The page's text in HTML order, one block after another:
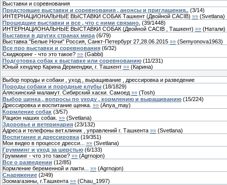
Выставки и соревнования
Предстоящие выставки и соревнования , анонсы и приглашения.. (3/14)
ИНТЕРНАЦИОНАЛЬНЫЕ ВЫСТАВКИ СОБАК Ташкент (Двойной CACIB) »» (Svetlana)
Прошедшие выставки и все , что с ними связано. (39/1448)
ИНТЕРНАЦИОНАЛЬНЫЕ ВЫСТАВКИ СОБАК (Двойной CACIB , Ташкент) »» (Натали)
Выставки в других странах мира (6/79)
Выставка "Белые Ночи" Россия, Санкт-Петербург 27,28.06.2015 »» (Semyonova1963)
Все про выставки и соревнования (6/32)
Скиджоринг - что это такое? »» (Gabbi)
Подготовка собак к выставке или соревнованию (11 /231 )
Юный хендлер Карина Дерменджи, г. Ташкент »» (Карина)
Выбор породы и собаки , уход , выращивание , дрессировка и разведение
Породы собаки и породные клубы (18/1829)
Аляскинский маламут. Сибирский хаски. Самоед »» (Тоsh)
Выбор щенка , вопросы по уходу , кормлению и выращиванию (15/224)
Дрессировка и воспитание щенка. »» (Anya_may)
Кормление собак (3/57)
Рацион наших собак. »» (Svetlana)
Здоровье и ветеринария (23/132)
Адреса и телефоны вет.клиник , управлений г. Ташкента »» (Svetlana)
Воспитание и дрессировка (19/351 )
Мои видео в процессе дресси...
»» (Svetlana)
Грумминг и уход за шерстью (6/133)
Грумминг - что это такое? »» (Agrnojon)
Все о разведении (12/85)
Кормление беременной и лакти...
»» (Agrnojon)
Снаряжение (2/49)
Зоомагазины, г.Ташкента »» (Chau_1997)